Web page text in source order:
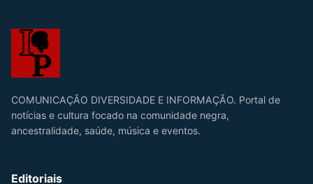
COMUNICAÇÃO DIVERSIDADE E INFORMAÇÃO. Portal de
notícias e cultura focado na comunidade negra,
ancestralidade, saúde, música e eventos.
Editoriais